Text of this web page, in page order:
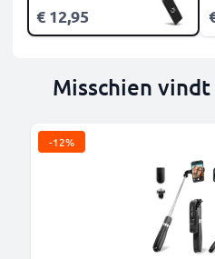
€ 12,95
Misschien
-12%